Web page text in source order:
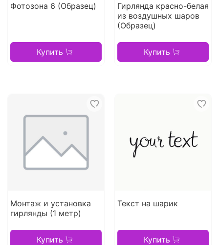
Фотозона 6 (Образец)
Купить
Гирлянда красно-белая
из воздушных шаров
(Образец)
Купить
Монтаж и установка
гирлянды (1 метр)
Купить
Текст на шарик
Купить